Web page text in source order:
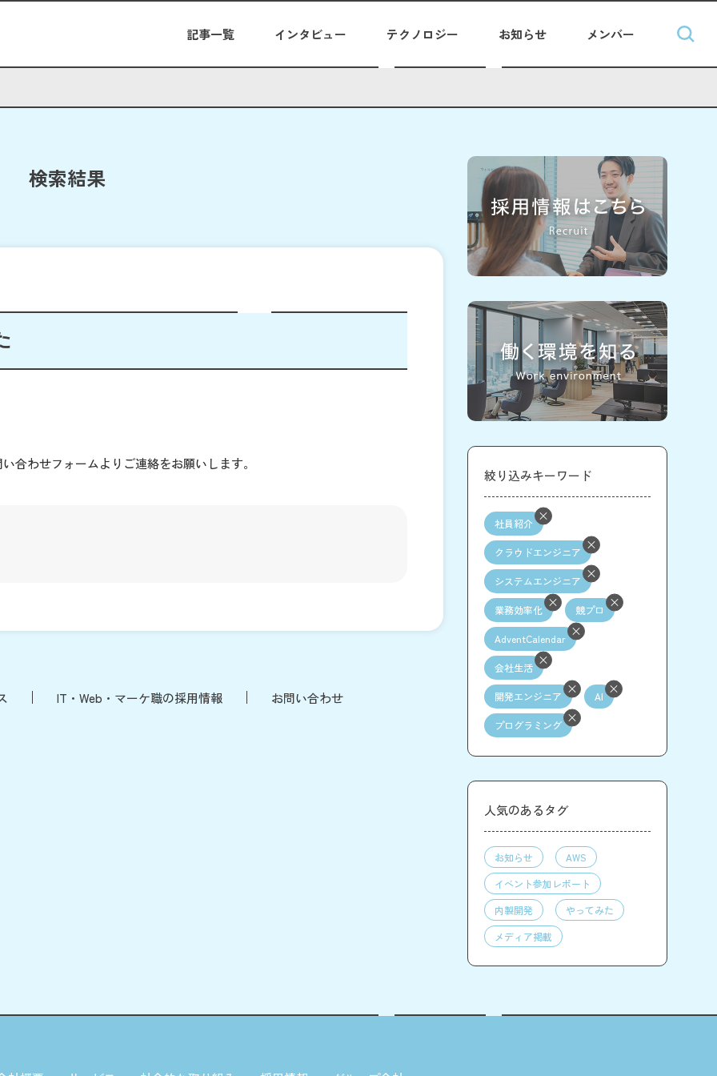
記事一覧 インタビュー テクノロジー お知らせ メンバー
検索結果
合わせフォームよりご連絡をお願いします。
IT・Web・マーケ職の採用情報 お問い合わせ
絞り込みキーワード
社員紹介
クラウドエンジニア
システムエンジニア
業務効率化 競プロ
AdventCalendar
会社生活
開発エンジニア AI
プログラミング
人気のあるタグ
お知らせ
AWS
イベント参加レポート
内製開発
やってみた
メディア掲載